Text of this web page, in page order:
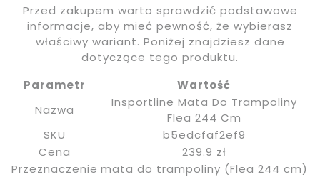
Przed zakupem warto sprawdzić podstawowe
informacje, aby mieć pewność, że wybierasz
właściwy wariant. Poniżej znajdziesz dane
dotyczące tego produktu.
Parametr
Wartość
Nazwa
Insportline Mata Do Trampoliny
Flea 244 Cm
SKU
b5edcfaf2ef9
Cena
239.9 zł
Przeznaczenie mata do trampoliny (Flea 244 cm)